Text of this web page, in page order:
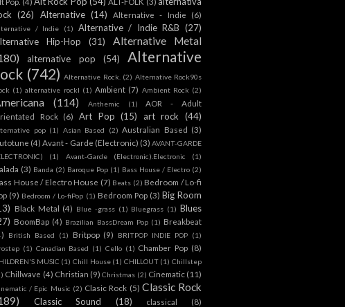
(26) Alternative (14) Alternative - Indie (6)
/ Indie (1) Alternative / Indie R&B (27)
Hip-Hop
(31)
Alternative Metal
alternative pop (54)
Alternative
(742) Alternative Rock. (2) Alternative Rock90s
(1) alternative rockl (1) Ambient (7) Ambient Rock (2)
(114) Anthemic (1)
AOR - Adult
Rock (6) Art Pop (15) art rock (44)
pop (1) Asian Based (2) Australian Based (3)
(4) Avant - Garde (Electronic) (3) AVANT-GARDE
(1) Avant-Garde (Electronic).Electronic (1)
(3) Banda (2) Baroque Pop (1) Bass House / Electro (2)
House / Electro House (7) Beats (2) Bedroom / Lo-fi
(9) Bedroom / Lo-fiPop (1) Bedroom Pop (3) Big Room
Black Metal (4) Blue -grass (1) Bluegrass (1) Blues
BoomBap (4) Brazilian BassDream Pop (1) Breakbeat
British Based (1) Britpop (9) BRITPOP INDIE POP (1)
(1) Canadian Based (1) Cello (1) Chamber Pop (8)
MUSIC (1) Chill House (1) CHILLOUT (1) Chillstep
Chillwave (4) Christian (9) Christmas (2) Cinematic (11)
/ Epic Music (2) Clasic Rock (5) Classic Rock
Classic Sound (18) classical (8)